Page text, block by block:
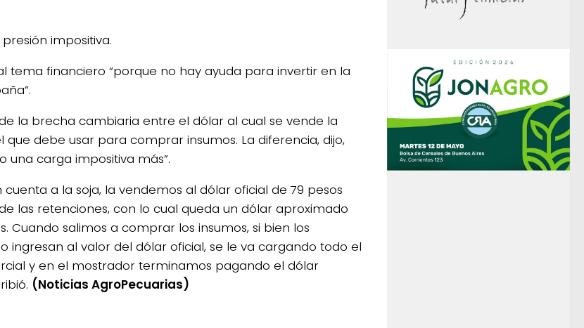
impositiva.
tema financiero “porque no hay ayuda para invertir en la
la brecha cambiaria entre el dólar al cual se vende la
que debe usar para comprar insumos. La diferencia, dijo,
una carga impositiva más”.
cuenta a la soja, la vendemos al dólar oficial de 79 pesos
las retenciones, con lo cual queda un dólar aproximado
Cuando salimos a comprar los insumos, si bien los
ingresan al valor del dólar oficial, se le va cargando todo el
y en el mostrador terminamos pagando el dólar
(Noticias AgroPecuarias)